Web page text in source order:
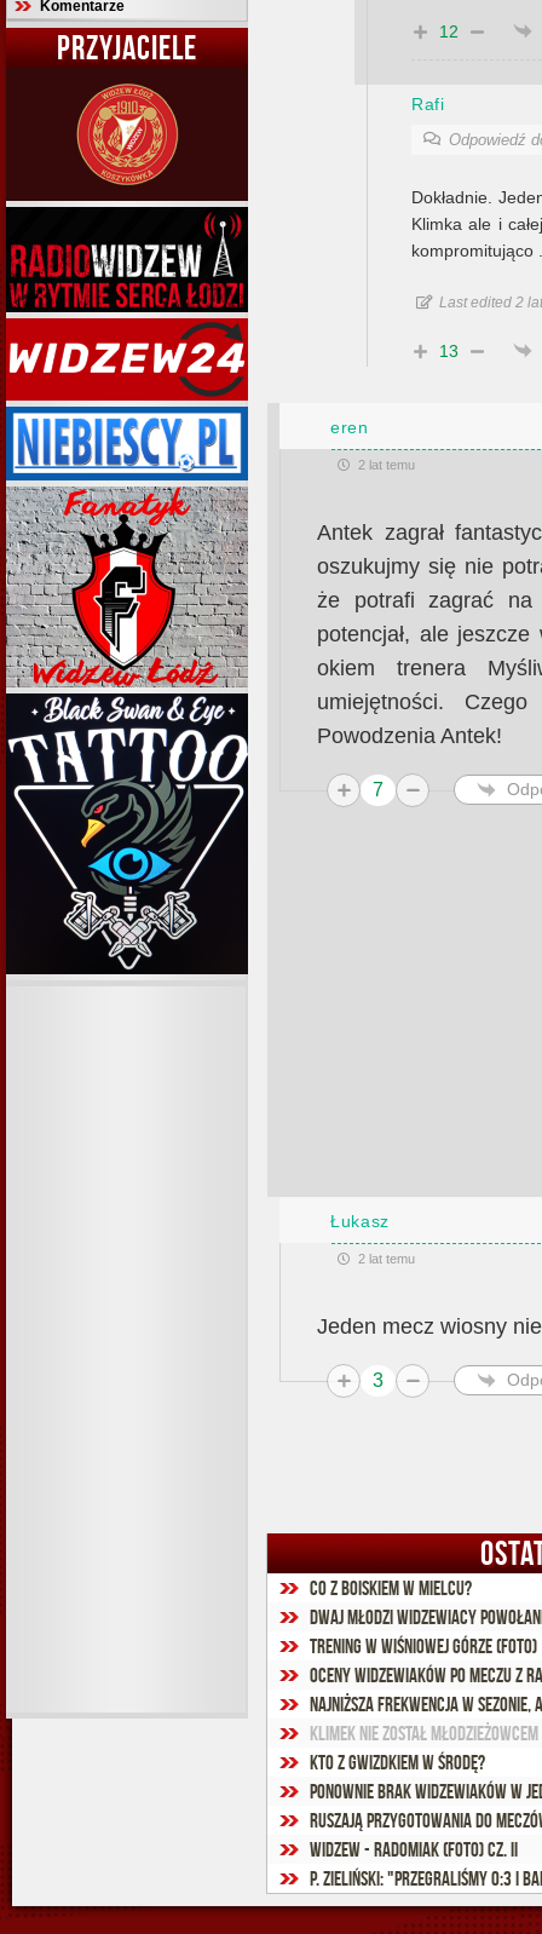
Komentarze
PRZYJACIELE 12
Rafi
Odpowiedź
Dokładnie.
Klimka ale i
kompromitująco .
Last edited 2
13
eren
2 lat temu
Antek zagrał
oszukujmy się nie
że potrafi zagrać na
potencjał, ale
okiem trenera
umiejętności.
Powodzenia Antek!
7
Łukasz
2 lat temu
Jeden mecz wiosny
3
Co z boiskiem w Mielcu?
Dwaj młodzi widzewiacy
Trening w Wiśniowej Górze (foto)
Oceny widzewiaków po meczu z
Najniższa frekwencja w
Klimek nie został
Kto z gwizdkiem w środę?
Ponownie brak widzewiaków w
Ruszają przygotowania do
Widzew - Radomiak (foto) cz. II
P. Zieliński: "Przegraliśmy 0:3 i